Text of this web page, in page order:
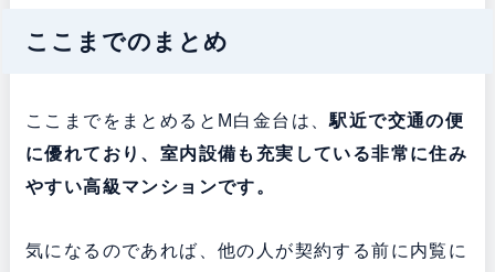
ここまでのまとめ
ここまでをまとめるとM白金台は、駅近で交通の便
に優れており、室内設備も充実している非常に住み
やすい高級マンションです。
気になるのであれば、他の人が契約する前に内覧に